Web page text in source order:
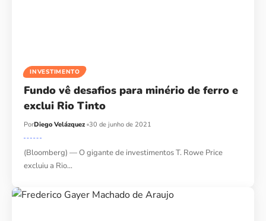
INVESTIMENTO
Fundo vê desafios para minério de ferro e
exclui Rio Tinto
PorDiego Velázquez 30 de junho de 2021
(Bloomberg) — O gigante de investimentos T. Rowe Price
excluiu a Rio…